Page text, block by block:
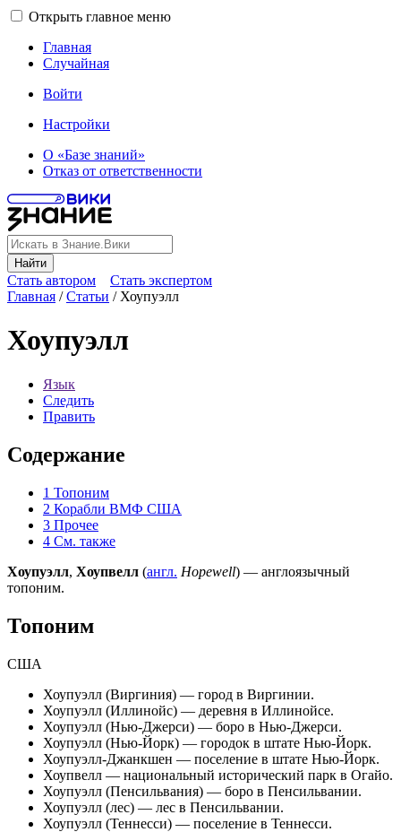
Открыть главное меню
Главная
Случайная
Войти
Настройки
О «Базе знаний»
Отказ от ответственности
Найти
Стать автором
Стать экспертом
Главная /Статьи / Хоупуэлл
Хоупуэлл
Язык
Следить
Править
Содержание
1 Топоним
2 Корабли ВМФ США
3 Прочее
4 См. также
Хоупуэлл, Хоупвелл (англ. Hopewell) — англоязычный
топоним.
Топоним
США
Хоупуэлл (Виргиния) — город в Виргинии.
Хоупуэлл (Иллинойс) — деревня в Иллинойсе.
Хоупуэлл (Нью-Джерси) — боро в Нью-Джерси.
Хоупуэлл (Нью-Йорк) — городок в штате Нью-Йорк.
Хоупуэлл-Джанкшен — поселение в штате Нью-Йорк.
Хоупвелл — национальный исторический парк в Огайо.
Хоупуэлл (Пенсильвания) — боро в Пенсильвании.
Хоупуэлл (лес) — лес в Пенсильвании.
Хоупуэлл (Теннесси) — поселение в Теннесси.